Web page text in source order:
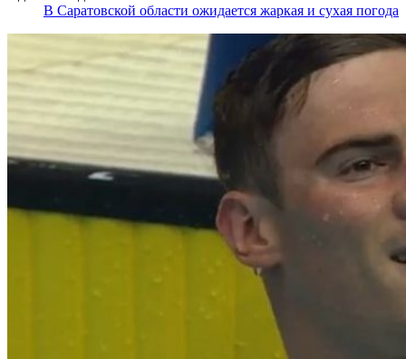
В Саратовской области ожидается жаркая и сухая погода